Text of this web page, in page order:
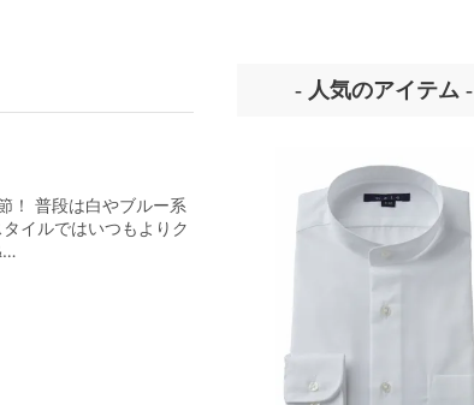
！ 普段は白やブルー系
イルではいつもよりク
- 人気のアイテム -